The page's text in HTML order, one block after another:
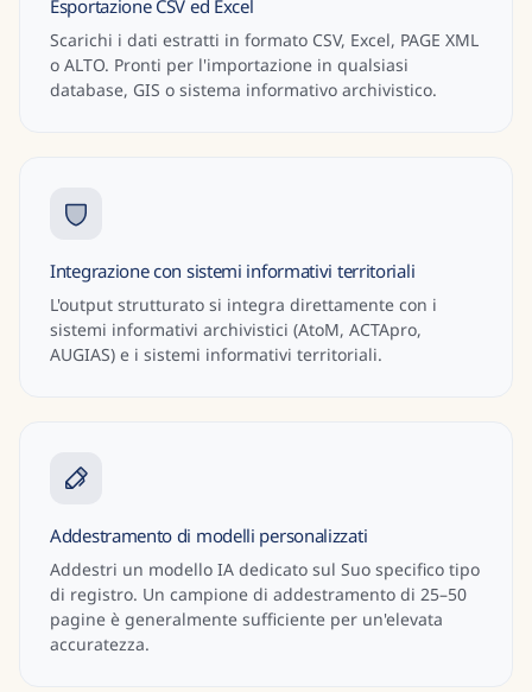
Esportazione CSV ed Excel
Scarichi i dati estratti in formato CSV, Excel, PAGE XML
o ALTO. Pronti per l'importazione in qualsiasi
database, GIS o sistema informativo archivistico.
Integrazione con sistemi informativi territoriali
L'output strutturato si integra direttamente con i
sistemi informativi archivistici (AtoM, ACTApro,
AUGIAS) e i sistemi informativi territoriali.
Addestramento di modelli personalizzati
Addestri un modello IA dedicato sul Suo specifico tipo
di registro. Un campione di addestramento di 25–50
pagine è generalmente sufficiente per un'elevata
accuratezza.